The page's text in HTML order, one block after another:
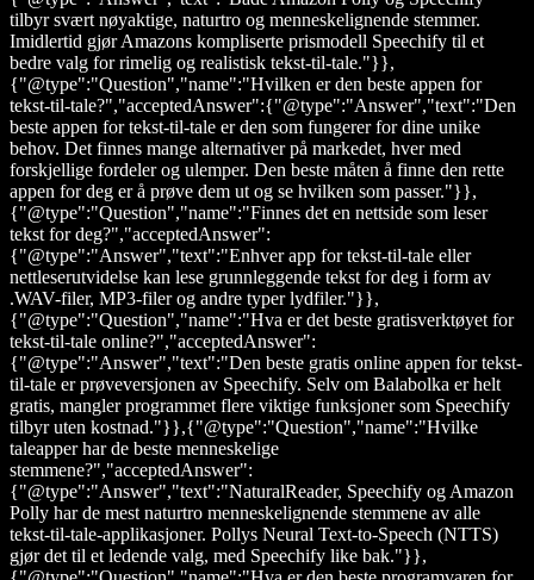
tilbyr svært nøyaktige, naturtro og menneskelignende stemmer.
Imidlertid gjør Amazons kompliserte prismodell Speechify til et
bedre valg for rimelig og realistisk tekst-til-tale."}},
{"@type":"Question","name":"Hvilken er den beste appen for
tekst-til-tale?","acceptedAnswer":{"@type":"Answer","text":"Den
beste appen for tekst-til-tale er den som fungerer for dine unike
behov. Det finnes mange alternativer på markedet, hver med
forskjellige fordeler og ulemper. Den beste måten å finne den rette
appen for deg er å prøve dem ut og se hvilken som passer."}},
{"@type":"Question","name":"Finnes det en nettside som leser
tekst for deg?","acceptedAnswer":
{"@type":"Answer","text":"Enhver app for tekst-til-tale eller
nettleserutvidelse kan lese grunnleggende tekst for deg i form av
.WAV-filer, MP3-filer og andre typer lydfiler."}},
{"@type":"Question","name":"Hva er det beste gratisverktøyet for
tekst-til-tale online?","acceptedAnswer":
{"@type":"Answer","text":"Den beste gratis online appen for tekst-
til-tale er prøveversjonen av Speechify. Selv om Balabolka er helt
gratis, mangler programmet flere viktige funksjoner som Speechify
tilbyr uten kostnad."}},{"@type":"Question","name":"Hvilke
taleapper har de beste menneskelige
stemmene?","acceptedAnswer":
{"@type":"Answer","text":"NaturalReader, Speechify og Amazon
Polly har de mest naturtro menneskelignende stemmene av alle
tekst-til-tale-applikasjoner. Pollys Neural Text-to-Speech (NTTS)
gjør det til et ledende valg, med Speechify like bak."}},